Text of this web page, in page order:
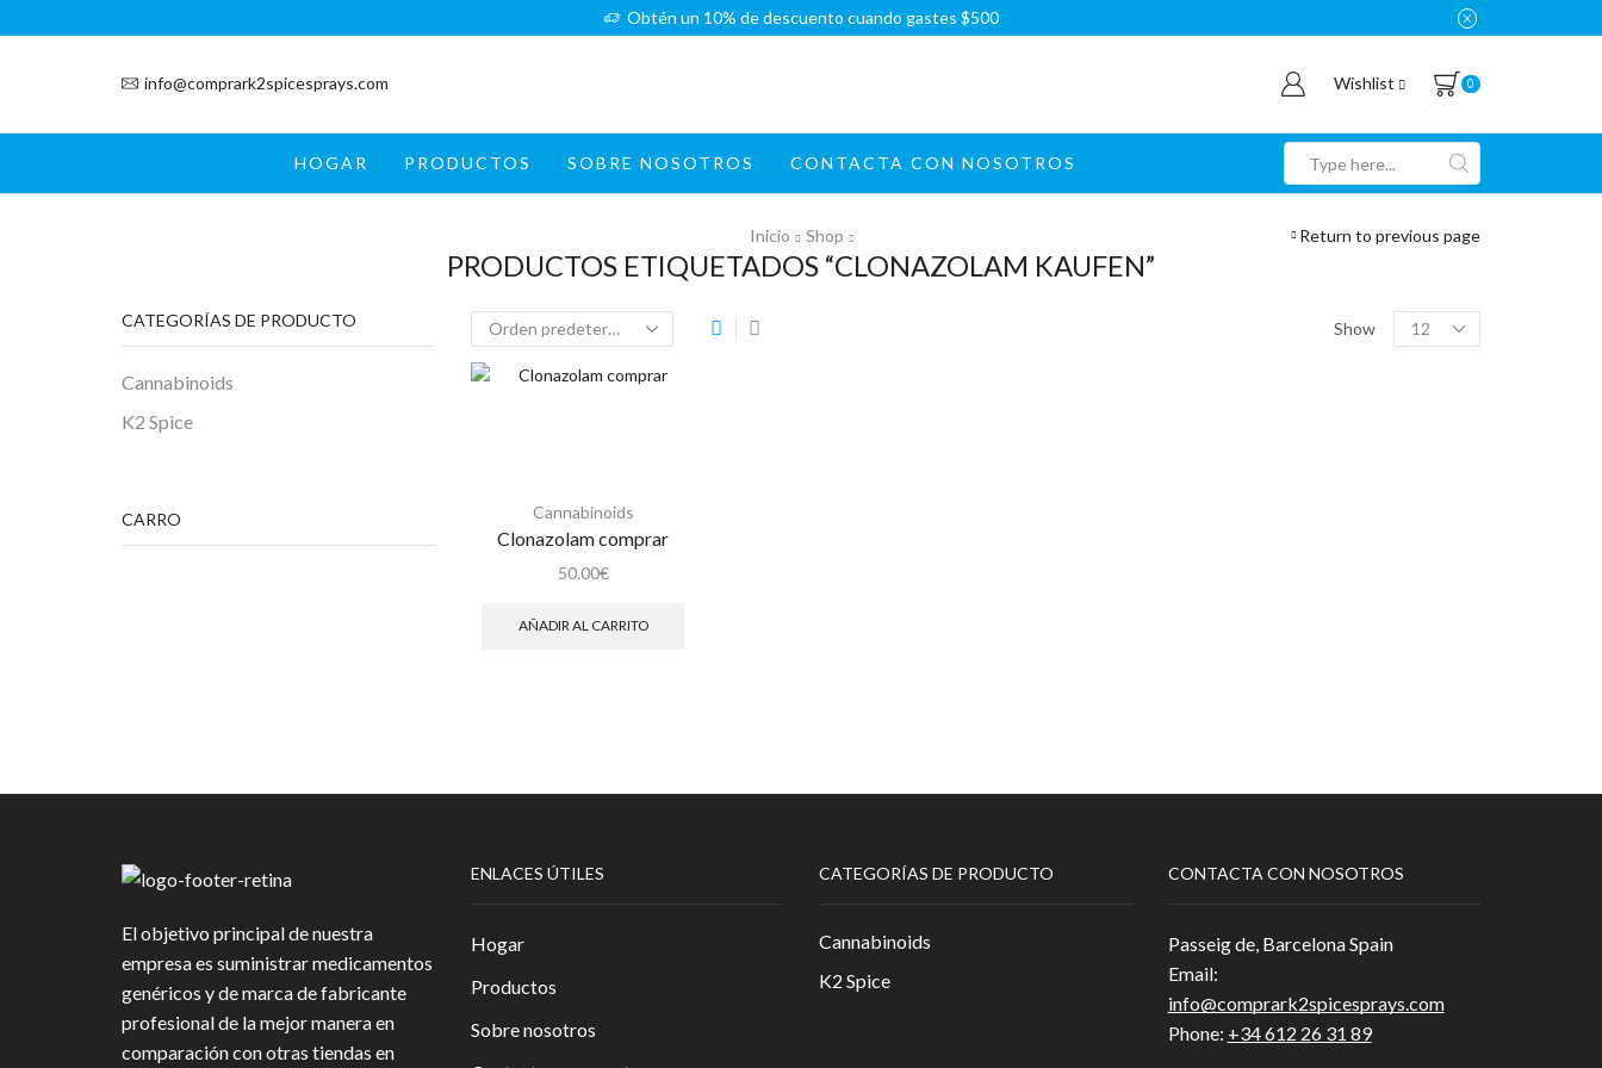
Obtén un 10% de descuento cuando gastes $500
info@comprark2spicesprays.com Wishlist 0
HOGAR PRODUCTOS SOBRE NOSOTROS CONTACTA CON NOSOTROS
Search
input
Inicio
Shop
PRODUCTOS ETIQUETADOS “CLONAZOLAM KAUFEN”
Return to previous page
Show
Products
per
Cannabinoids
Clonazolam comprar
50.00€
AÑADIR AL CARRITO
CATEGORÍAS DE PRODUCTO
Cannabinoids
K2 Spice
CARRO
El objetivo principal de nuestra
empresa es suministrar medicamentos
genéricos y de marca de fabricante
profesional de la mejor manera en
comparación con otras tiendas en
ENLACES ÚTILES
Hogar
Productos
Sobre nosotros
CATEGORÍAS DE PRODUCTO
Cannabinoids
K2 Spice
CONTACTA CON NOSOTROS
Passeig de, Barcelona Spain
Email:
info@comprark2spicesprays.com
Phone: +34 612 26 31 89